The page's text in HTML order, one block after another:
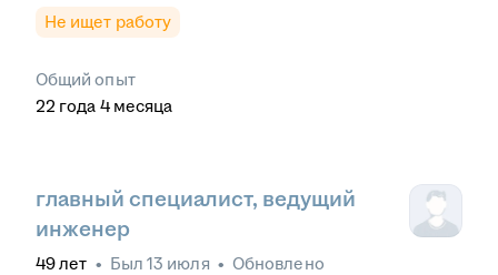
Не ищет работу
Общий опыт
22 года 4 месяца
главный специалист, ведущий
инженер
49лет • Был 13 июля • Обновлено